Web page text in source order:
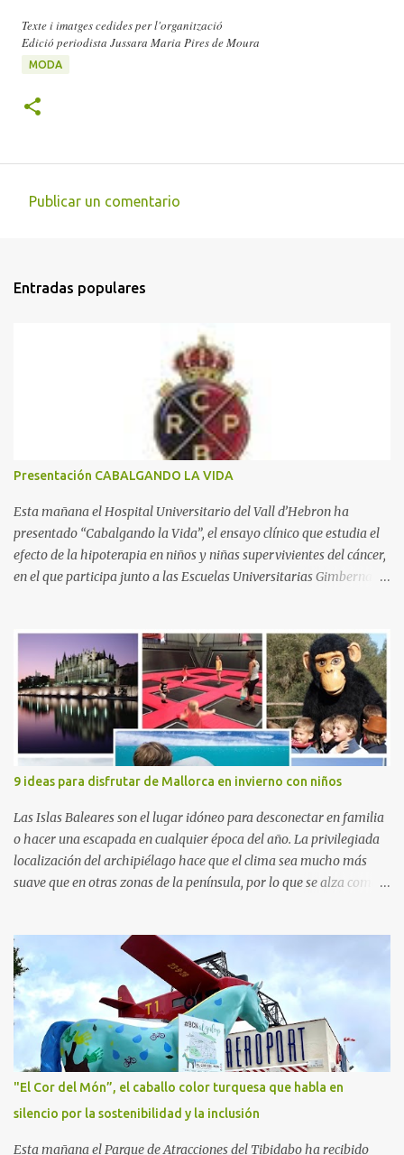
Texte i imatges cedides per l'organització
Edició periodista Jussara Maria Pires de Moura
MODA
e
s
Publicar un comentario
Entradas populares
Presentación CABALGANDO LA VIDA
Esta mañana el Hospital Universitario del Vall d’Hebron ha
presentado “Cabalgando la Vida”, el ensayo clínico que estudia el
efecto de la hipoterapia en niños y niñas supervivientes del cáncer,
en el que participa junto a las Escuelas Universitarias Gimbernat,
presencia de Emilio Zegrí, presidente de la Fundación RCPB; la Dra.
Anna Llort, adjunta del Servicio de Oncología Pediátrica del
Hospital Vall d’Hebron e investigadora del grupo de Investigación
Traslacional en Cáncer en la Infancia y la Adolescencia del Vall
d’Hebron Instituto de Investigación (VHIR); Anna Saló, psicóloga
del Servicio de Oncología Pediátrica del Vall d’Hebron y del grupo
de Investigación Traslacional en Cáncer en la Infancia y la
Adolescencia del VHIR y Teresa Xipell, fisioterapeuta y directora de
hipoterapia en la Fundación Federica Cerdá. Imágenes cortesía de
asesoría de ...
9 ideas para disfrutar de Mallorca en invierno con niños
Las Islas Baleares son el lugar idóneo para desconectar en familia
o hacer una escapada en cualquier época del año. La privilegiada
localización del archipiélago hace que el clima sea mucho más
suave que en otras zonas de la península, por lo que se alza como
ejemplo, ofrece un amplio abanico de posibilidades, desde
actividades al aire libre, propuestas lúdicas o deportivas, hasta
propuestas gastronómicas para poder disfrutar al máximo con los
niños y garantizar una experiencia inolvidable. Palma Aquarium
A unos 15 minutos en coche de la capital Balear y a tan sólo 500
metros de la playa, se encuentra el Palma Aquarium, un lugar
donde grandes y pequeños quedarán fascinados con los 8.000
ejemplares de 700 especies distintas procedentes del Mediterráneo
y los océanos Índico, Atlántico y Pacífico. El recorrido por el
acuario se plantea como un viaje a...
"El Cor del Món”, el caballo color turquesa que habla en
silencio por la sostenibilidad y la inclusión
Esta mañana el Parque de Atracciones del Tibidabo ha recibido